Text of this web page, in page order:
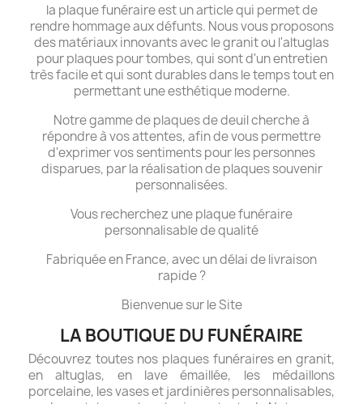
la plaque funéraire est un article qui permet de
rendre hommage aux défunts. Nous vous proposons
des matériaux innovants avec le granit ou l'altuglas
pour plaques pour tombes, qui sont d'un entretien
très facile et qui sont durables dans le temps tout en
permettant une esthétique moderne.
Notre gamme de plaques de deuil cherche à
répondre à vos attentes, afin de vous permettre
d'exprimer vos sentiments pour les personnes
disparues, par la réalisation de plaques souvenir
personnalisées.
Vous recherchez une plaque funéraire
personnalisable de qualité
Fabriquée en France, avec un délai de livraison
rapide ?
Bienvenue sur le Site
LA BOUTIQUE DU FUNÉRAIRE
Découvrez toutes nos plaques funéraires en granit,
en altuglas, en lave émaillée, les médaillons
porcelaine, les vases et jardinières personnalisables,